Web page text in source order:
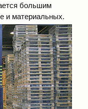
большим
и материальных.